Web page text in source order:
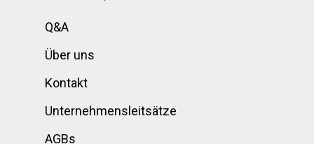
Q&A
Über uns
Kontakt
Unternehmensleitsätze
AGBs